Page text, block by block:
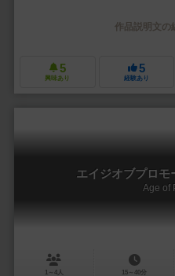
作品説明文の
5
興味あり
5
経験あり
エイジオブプロモ
Age of
1～4人 15～40分